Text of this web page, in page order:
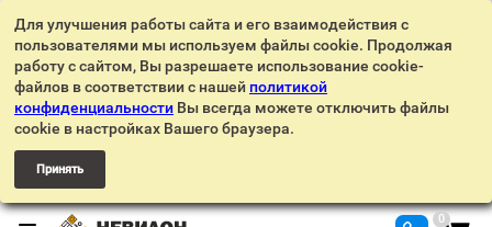
Для улучшения работы сайта и его взаимодействия с
пользователями мы используем файлы cookie. Продолжая
работу с сайтом, Вы разрешаете использование cookie-
файлов в соответствии с нашей политикой
конфиденциальности Вы всегда можете отключить файлы
cookie в настройках Вашего браузера.
Принять
0